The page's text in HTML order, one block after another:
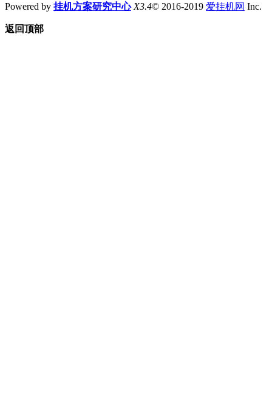
Powered by 挂机方案研究中心 X3.4© 2016-2019 爱挂机网 Inc.
返回顶部